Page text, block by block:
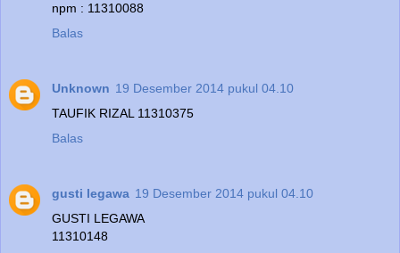
npm : 11310088
Balas
Unknown 19 Desember 2014 pukul 04.10
TAUFIK RIZAL 11310375
Balas
gusti legawa 19 Desember 2014 pukul 04.10
GUSTI LEGAWA
11310148